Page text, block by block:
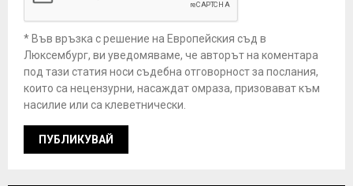
* Във връзка с решение на Европейския съд в
Люксембург, ви уведомяваме, че авторът на коментара
под тази статия носи съдебна отговорност за послания,
които са нецензурни, насаждат омраза, призовават към
насилие или са клеветнически.